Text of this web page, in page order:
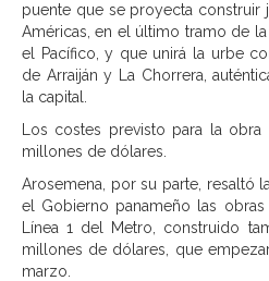
puente que se proyecta construir
Américas, en el último tramo de
el Pacífico, y que unirá la urbe
de Arraiján y La Chorrera,
la capital.
Los costes previsto para la
millones de dólares.
Arosemena, por su parte, resaltó
el Gobierno panameño las
Línea 1 del Metro, construido
millones de dólares, que
marzo.